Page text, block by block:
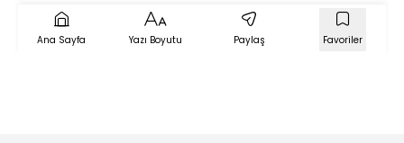
Ana Sayfa Yazı Boyutu Paylaş Favoriler